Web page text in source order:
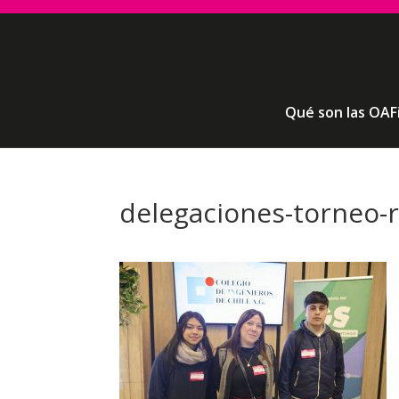
Qué son las
delegaciones-